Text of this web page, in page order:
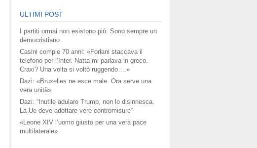
ULTIMI POST
I partiti ormai non esistono più. Sono sempre un
democristiano
Casini compie 70 anni: «Forlani staccava il
telefono per l’Inter. Natta mi parlava in greco.
Craxi? Una volta si voltò ruggendo….»
Dazi: «Bruxelles ne esce male. Ora serve una
vera unità»
Dazi: “Inutile adulare Trump, non lo disinnesca.
La Ue deve adottare vere contromisure”
«Leone XIV l’uomo giusto per una vera pace
multilaterale»